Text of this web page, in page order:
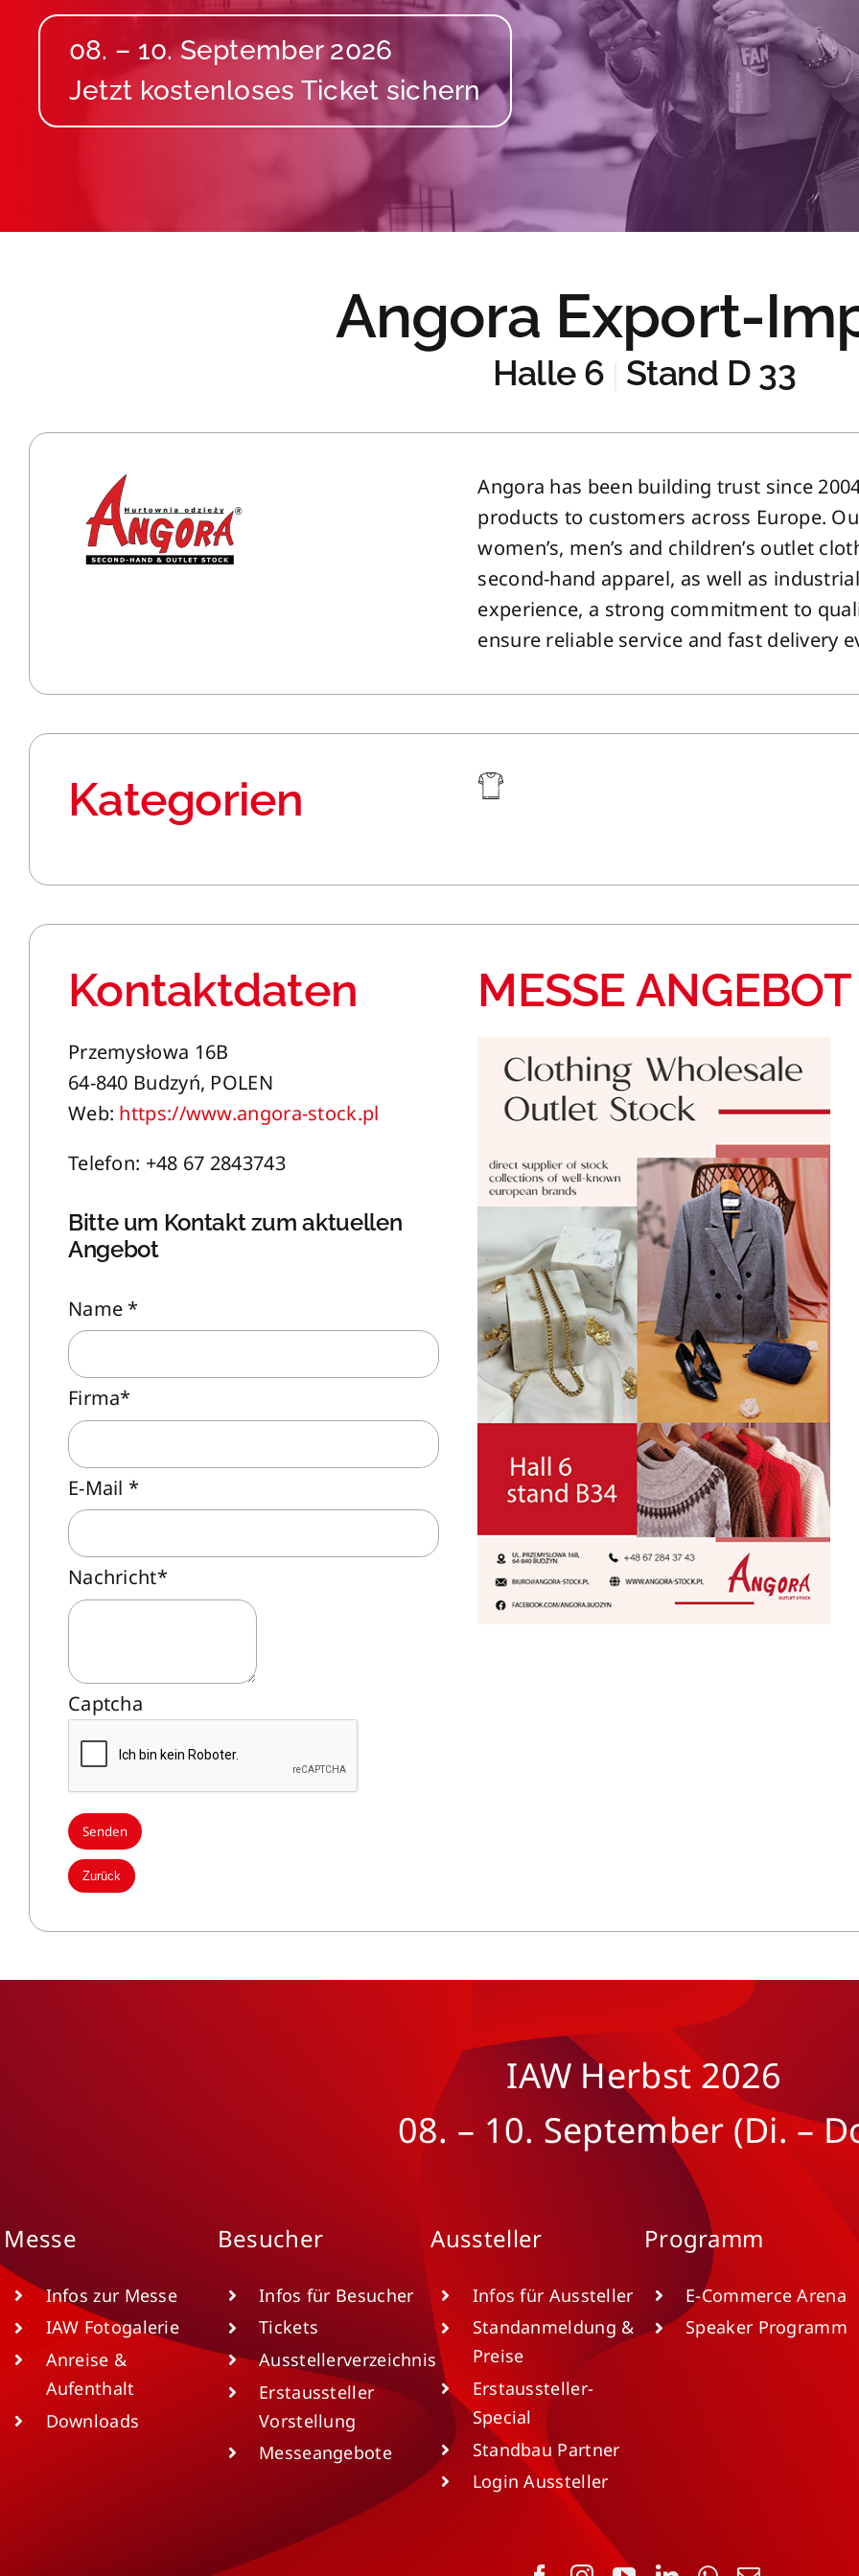
08. – 10. September 2026
Angora Export-
Halle 6 Stand D 33
Angora has been building trust since
products to customers across Europe.
women’s, men’s and children’s outlet
second-hand apparel, as well as
experience, a strong commitment to
ensure reliable service and fast delivery
Kategorien
Kontaktdaten
Przemysłowa 16B
64-840 Budzyń, POLEN
Web: https://www.angora-stock.pl
Telefon: +48 67 2843743
Bitte um Kontakt zum aktuellen
Angebot
Name *
Firma*
E-Mail *
Nachricht*
Captcha
Zurück
MESSE ANGEBOT
IAW Herbst 2026
08. – 10. September (Di. –
Messe
Infos zur Messe
IAW Fotogalerie
Anreise &
Aufenthalt
Downloads
Besucher
Infos für Besucher
Tickets
Ausstellerverzeichnis
Erstaussteller
Vorstellung
Messeangebote
Aussteller
Infos für Aussteller
Standanmeldung &
Preise
Erstaussteller-
Special
Standbau Partner
Login Aussteller
Programm
E-Commerce Arena
Speaker Programm